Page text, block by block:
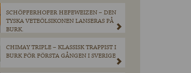
SCHÖFFERHOFER HEFEWEIZEN – DEN
TYSKA VETEÖLSIKONEN LANSERAS PÅ
BURK.
CHIMAY TRIPLE – KLASSISK TRAPPIST I
BURK FÖR FÖRSTA GÅNGEN I SVERIGE